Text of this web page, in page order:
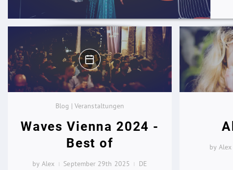
Blog | Veranstaltungen
Waves Vienna 2024 -
Best of
by Alex September 29th 2025 DE
by Alex